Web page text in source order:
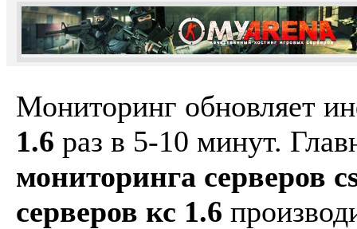
Мониторинг обновляет
1.6 раз в 5-10 минут.
мониторинга серверов
серверов кс 1.6